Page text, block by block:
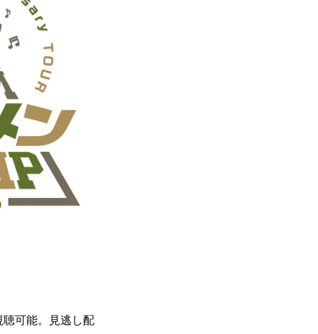
聴可能。見逃し配